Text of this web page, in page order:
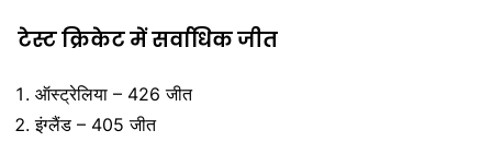
टेस्ट क्रिकेट में सर्वाधिक जीत
ऑस्ट्रेलिया – 426 जीत
इंग्लैंड – 405 जीत